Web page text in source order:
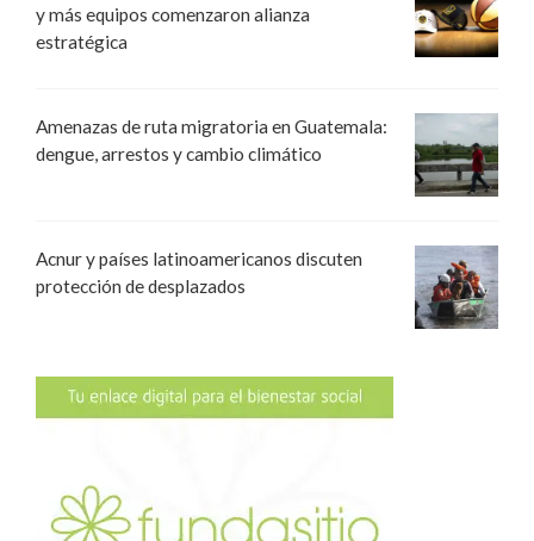
y más equipos comenzaron alianza
estratégica
Amenazas de ruta migratoria en Guatemala:
dengue, arrestos y cambio climático
Acnur y países latinoamericanos discuten
protección de desplazados